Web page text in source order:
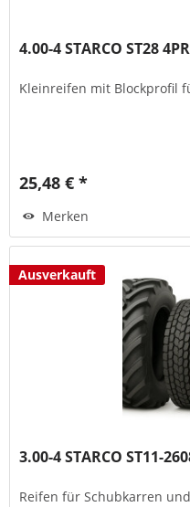
4.00-4 STARCO ST28 4PR
Kleinreifen mit Blockprofil
25,48 € *
Merken
Ausverkauft
3.00-4 STARCO ST11-
Reifen für Schubkarren